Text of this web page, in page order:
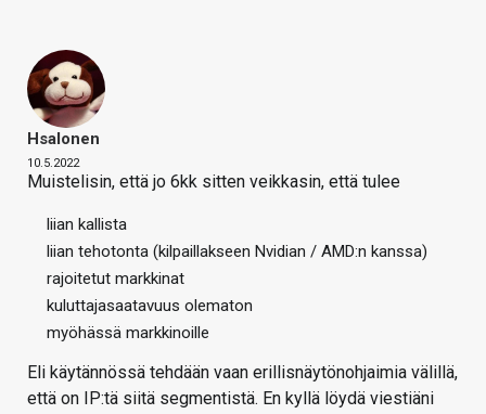
Hsalonen
10.5.2022
Muistelisin, että jo 6kk sitten veikkasin, että tulee
liian kallista
liian tehotonta (kilpaillakseen Nvidian / AMD:n kanssa)
rajoitetut markkinat
kuluttajasaatavuus olematon
myöhässä markkinoille
Eli käytännössä tehdään vaan erillisnäytönohjaimia välillä,
että on IP:tä siitä segmentistä. En kyllä löydä viestiäni